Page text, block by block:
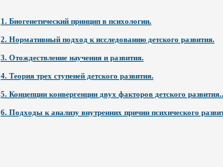
1. Биогенетический принцип в психологии.
2. Нормативный подход к исследованию детского развития.
3. Отождествление научения и развития.
4. Теория трех ступеней детского развития.
5. Концепции конвергенции двух факторов детского развития..
6. Подходы к анализу внутренних причин психического